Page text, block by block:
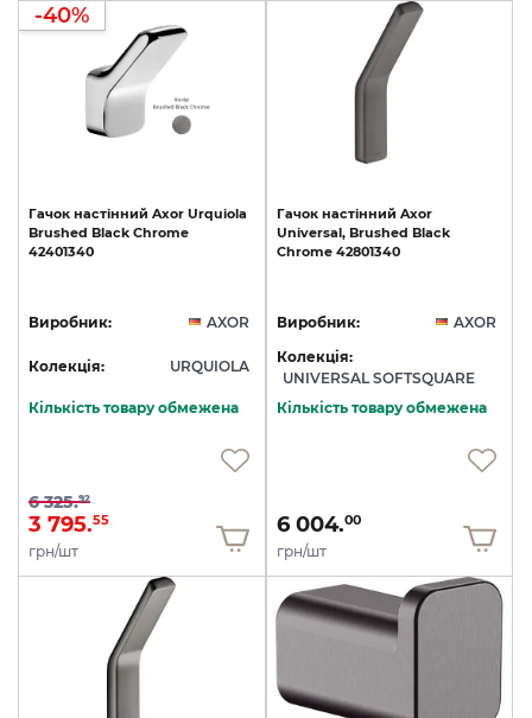
-40%
Гачок настінний Axor Urquiola
Brushed Black Chrome
42401340
Виробник: AXOR
Колекція: URQUIOLA
Кількість товару обмежена
6 325.92
3 795.55
грн/шт
Гачок настінний Axor
Universal, Brushed Black
Chrome 42801340
Виробник:
AXOR
Колекція:
UNIVERSAL SOFTSQUARE
Кількість товару обмежена
6 004.00
грн/шт